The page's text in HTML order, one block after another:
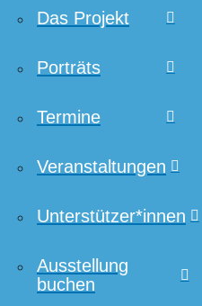
Das Projekt
Porträts
Termine
Veranstaltungen
Unterstützer*innen
Ausstellung
buchen